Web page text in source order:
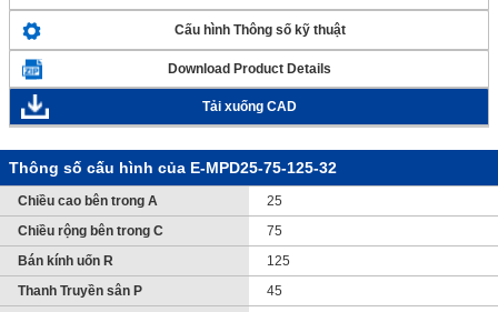
Cấu hình Thông số kỹ thuật
Download Product Details
Tải xuống CAD
Thông số cấu hình của E-MPD25-75-125-32
Chiều cao bên trong A
25
Chiều rộng bên trong C
75
Bán kính uốn R
125
Thanh Truyền sân P
45